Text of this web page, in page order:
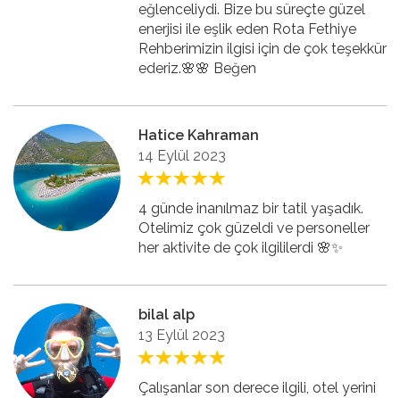
eğlenceliydi. Bize bu süreçte güzel
enerjisi ile eşlik eden Rota Fethiye
Rehberimizin ilgisi için de çok teşekkür
ederiz.🌸🌸 Beğen
Hatice Kahraman
14 Eylül 2023
4 günde inanılmaz bir tatil yaşadık.
Otelimiz çok güzeldi ve personeller
her aktivite de çok ilgililerdi 🌸✨
bilal alp
13 Eylül 2023
Çalışanlar son derece ilgili, otel yerini